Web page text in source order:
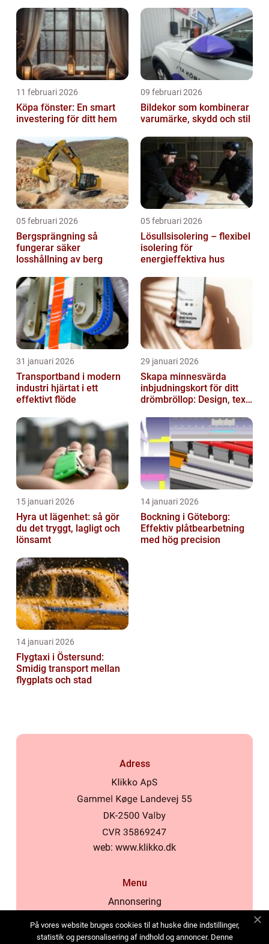
11 februari 2026
Köpa fönster: En smart
investering för ditt hem
09 februari 2026
Bildekor som kombinerar
varumärke, skydd och stil
05 februari 2026
Bergsprängning så
fungerar säker
losshållning av berg
05 februari 2026
Lösullsisolering – flexibel
isolering för
energieffektiva hus
31 januari 2026
Transportband i modern
industri hjärtat i ett
effektivt flöde
29 januari 2026
Skapa minnesvärda
inbjudningskort för ditt
drömbröllop: Design, text
15 januari 2026
Hyra ut lägenhet: så gör
du det tryggt, lagligt och
lönsamt
14 januari 2026
Bockning i Göteborg:
Effektiv plåtbearbetning
med hög precision
14 januari 2026
Flygtaxi i Östersund:
Smidig transport mellan
flygplats och stad
Adress
web: www.klikko.dk
Menu
Annonsering
Cookies
På vores website bruges cookies til at huske dine indstillinger,
statistik og personalisering af indhold og annoncer. Denne